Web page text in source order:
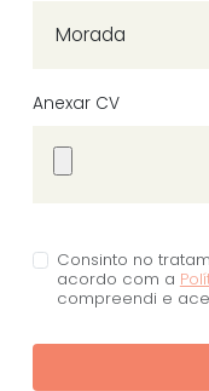
Morada
Anexar CV
Consinto no
acordo com a
compreendi e